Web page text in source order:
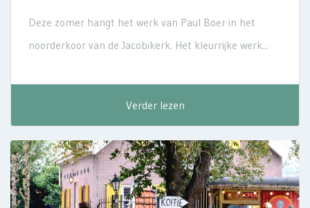
Deze zomer hangt het werk van Paul Boer in het
noorderkoor van de Jacobikerk. Het kleurrijke werk...
Verder lezen